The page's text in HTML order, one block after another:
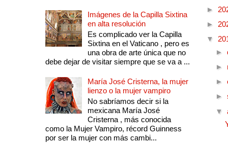
Imágenes de la Capilla Sixtina
en alta resolución
Es complicado ver la Capilla
Sixtina en el Vaticano , pero es
una obra de arte única que no
debe dejar de visitar siempre que se va a ...
María José Cristerna, la mujer
lienzo o la mujer vampiro
No sabríamos decir si la
mexicana María José
Cristerna , más conocida
como la Mujer Vampiro, récord Guinness
por ser la mujer con más cambi...
►
►
▼
►
►
►
►
▼